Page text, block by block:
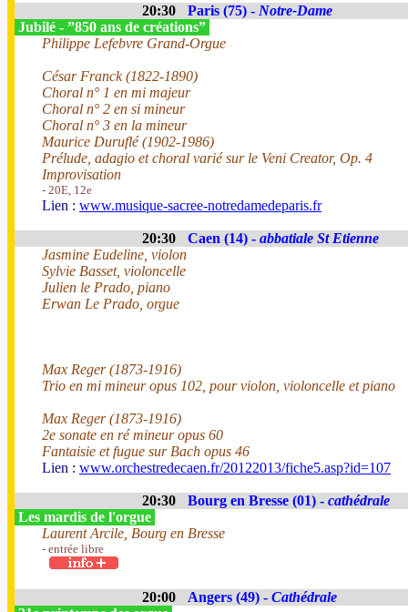
20:30 Paris (75) - Notre-Dame
Jubilé - ”850 ans de créations”
Philippe Lefebvre Grand-Orgue
César Franck (1822-1890)
Choral n° 1 en mi majeur
Choral n° 2 en si mineur
Choral n° 3 en la mineur
Maurice Duruflé (1902-1986)
Prélude, adagio et choral varié sur le Veni Creator, Op. 4
Improvisation
- 20E, 12e
Lien : www.musique-sacree-notredamedeparis.fr
20:30 Caen (14) - abbatiale St Etienne
Jasmine Eudeline, violon
Sylvie Basset, violoncelle
Julien le Prado, piano
Erwan Le Prado, orgue
Max Reger (1873-1916)
Trio en mi mineur opus 102, pour violon, violoncelle et piano
Max Reger (1873-1916)
2e sonate en ré mineur opus 60
Fantaisie et fugue sur Bach opus 46
Lien : www.orchestredecaen.fr/20122013/fiche5.asp?id=107
20:30 Bourg en Bresse (01) - cathédrale
Les mardis de l'orgue
Laurent Arcile, Bourg en Bresse
- entrée libre
20:00 Angers (49) - Cathédrale